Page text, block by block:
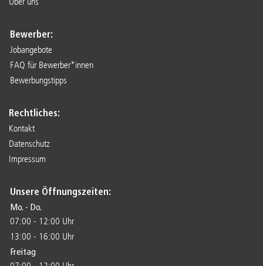
Bewerber:
Jobangebote
FAQ für Bewerber*innen
Bewerbungstipps
Rechtliches:
Kontakt
Datenschutz
Impressum
Unsere Öffnungszeiten:
Mo. - Do.
07:00 - 12:00 Uhr
13:00 - 16:00 Uhr
Freitag